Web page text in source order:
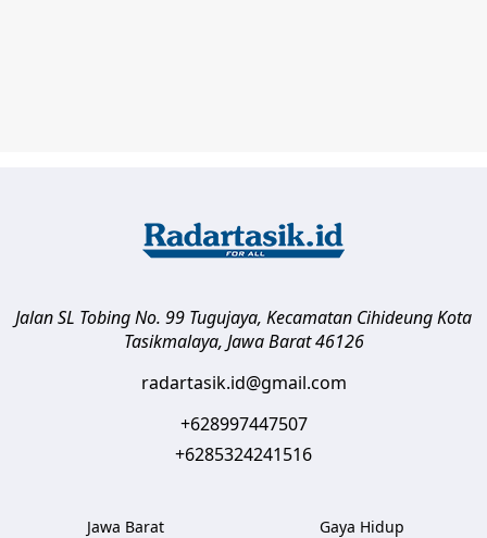
Jalan SL Tobing No. 99 Tugujaya, Kecamatan CihideungKota
Tasikmalaya, Jawa Barat 46126
radartasik.id@gmail.com
+628997447507
+6285324241516
Jawa Barat
Gaya Hidup